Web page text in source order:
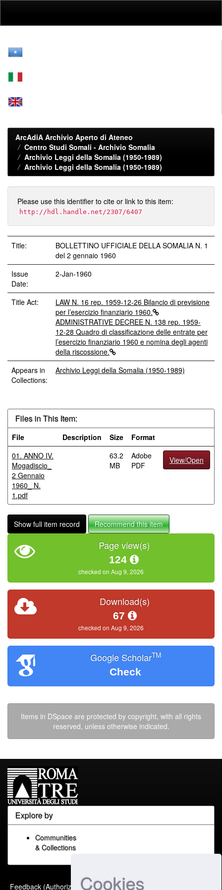
Cookies
ArcAdiA Archivio Aperto di Ateneo
Centro Studi Somali - Archivio Somalia
Archivio Leggi della Somalia (1950-1989)
Archivio Leggi della Somalia (1950-1989)
Please use this identifier to cite or link to this item:
http://hdl.handle.net/2307/6407
Title:
BOLLETTINO UFFICIALE DELLA SOMALIA N. 1
del 2 gennaio 1960
Issue
Date:
2-Jan-1960
Title Act:
LAW N. 16 rep. 1959-12-26 Bilancio di previsione
per l’esercizio finanziario 1960.
ADMINISTRATIVE DECREE N. 138 rep. 1959-
12-28 Quadro di classificazione delle entrate per
l’esercizio finanziario 1960 e nomina degli agenti
della riscossione.
Appears in
Collections:
Archivio Leggi della Somalia (1950-1989)
Files in This Item:
File Description Size
Format
01. ANNO IV.
Mogadiscio_
2 Gennaio
1960_ N.
1.pdf
63.2
MB
Adobe
PDF
View/Open
Show full item record Recommend this item
Page view(s)
124
checked on Aug 9, 2026
Download(s)
67
checked on Aug 9, 2026
Google ScholarTM
Check
Items in DSpace are protected by copyright, with all rights
reserved, unless otherwise indicated.
Explore by
Communities
& Collections
Feedback (Authorized Only) Built with